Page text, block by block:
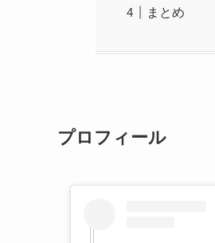
まとめ
プロフィール